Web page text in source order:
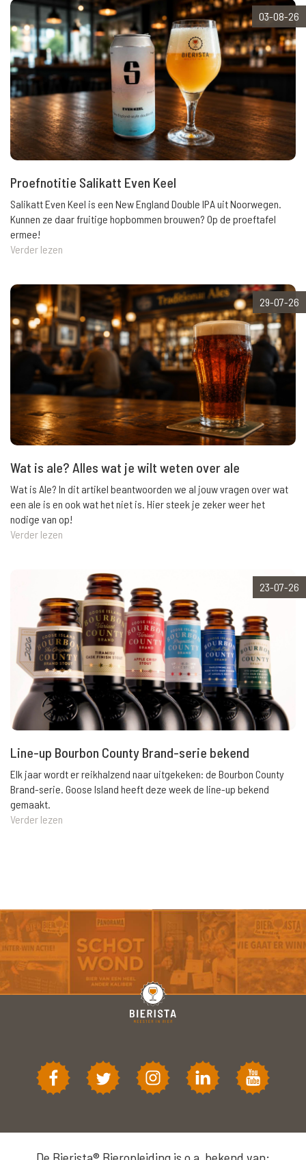
03-08-26
Proefnotitie Salikatt Even Keel
Salikatt Even Keel is een New England Double IPA uit Noorwegen.
Kunnen ze daar fruitige hopbommen brouwen? Op de proeftafel
ermee!
Verder lezen
29-07-26
Wat is ale? Alles wat je wilt weten over ale
Wat is Ale? In dit artikel beantwoorden we al jouw vragen over wat
een ale is en ook wat het niet is. Hier steek je zeker weer het
nodige van op!
Verder lezen
23-07-26
Line-up Bourbon County Brand-serie bekend
Elk jaar wordt er reikhalzend naar uitgekeken: de Bourbon County
Brand-serie. Goose Island heeft deze week de line-up bekend
gemaakt.
Verder lezen